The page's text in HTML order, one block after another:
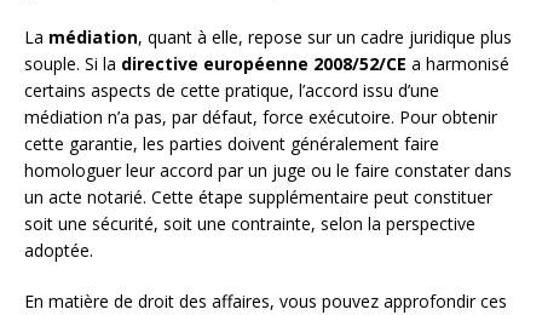
La médiation, quant à elle, repose sur un cadre juridique plus
souple. Si la directive européenne 2008/52/CE a harmonisé
certains aspects de cette pratique, l’accord issu d’une
médiation n’a pas, par défaut, force exécutoire. Pour obtenir
cette garantie, les parties doivent généralement faire
homologuer leur accord par un juge ou le faire constater dans
un acte notarié. Cette étape supplémentaire peut constituer
soit une sécurité, soit une contrainte, selon la perspective
adoptée.
En matière de droit des affaires, vous pouvez approfondir ces